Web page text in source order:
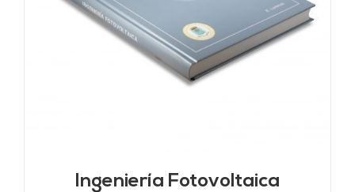
Ingeniería Fotovoltaica